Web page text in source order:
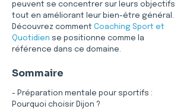
peuvent se concentrer sur leurs objectifs
tout en améliorant leur bien-être général.
Découvrez comment Coaching Sport et
Quotidien se positionne comme la
référence dans ce domaine.
Sommaire
- Préparation mentale pour sportifs :
Pourquoi choisir Dijon ?